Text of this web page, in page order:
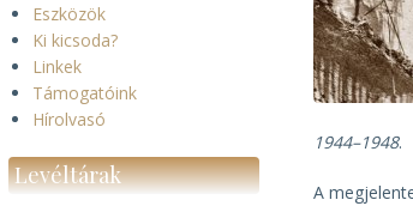
Eszközök
Ki kicsoda?
Linkek
Támogatóink
Hírolvasó
Levéltárak
1944–1948.
A